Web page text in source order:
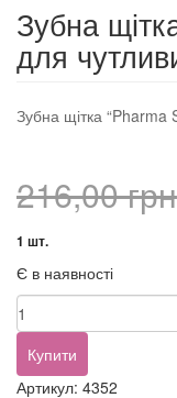
Зубна
для
Зубна щітка “Pharma
216,00грн
1 шт.
Є в наявності
Зубна
щітка
"Pharma
Sensitive"
для
Купити
Артикул: 4352